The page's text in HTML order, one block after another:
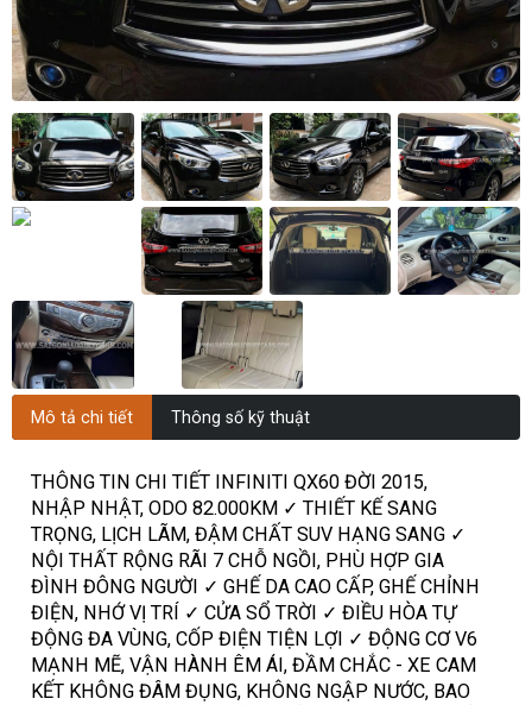
Mô tả chi tiết Thông số kỹ thuật
THÔNG TIN CHI TIẾT INFINITI QX60 ĐỜI 2015,
NHẬP NHẬT, ODO 82.000KM ✓ THIẾT KẾ SANG
TRỌNG, LỊCH LÃM, ĐẬM CHẤT SUV HẠNG SANG ✓
NỘI THẤT RỘNG RÃI 7 CHỖ NGỒI, PHÙ HỢP GIA
ĐÌNH ĐÔNG NGƯỜI ✓ GHẾ DA CAO CẤP, GHẾ CHỈNH
ĐIỆN, NHỚ VỊ TRÍ ✓ CỬA SỔ TRỜI ✓ ĐIỀU HÒA TỰ
ĐỘNG ĐA VÙNG, CỐP ĐIỆN TIỆN LỢI ✓ ĐỘNG CƠ V6
MẠNH MẼ, VẬN HÀNH ÊM ÁI, ĐẦM CHẮC - XE CAM
KẾT KHÔNG ĐÂM ĐỤNG, KHÔNG NGẬP NƯỚC, BAO